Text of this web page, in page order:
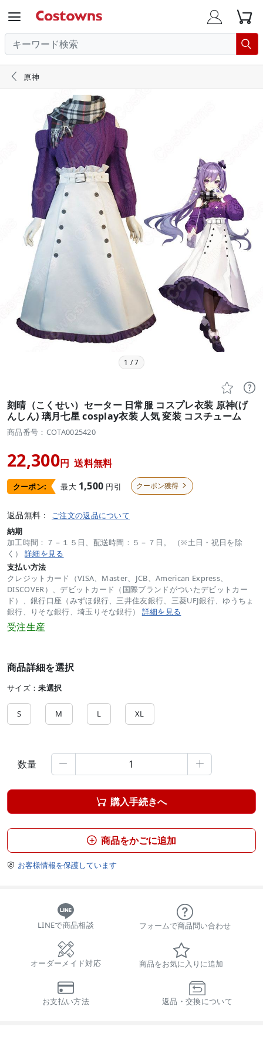
  

 原神
1 /7
 
刻晴（こくせい）セーター 日常服 コスプレ衣装 原神(げ
んしん) 璃月七星 cosplay衣装 人気 変装 コスチューム
商品番号：COTA0025420
22,300円 送料無料
クーポン: 最大 1,500 円引 クーポン獲得 
返品無料： ご注文の返品について
納期
加工時間：７－１５日、配送時間：５－７日。 （※土日・祝日を除
く） 詳細を見る
支払い方法
クレジットカード（VISA、Master、JCB、American Express、
DISCOVER）、デビットカード（国際ブランドがついたデビットカー
ド）、銀行口座（みずほ銀行、三井住友銀行、三菱UFJ銀行、ゆうちょ
銀行、りそな銀行、埼玉りそな銀行） 詳細を見る
受注生産
商品詳細を選択
サイズ：未選択
S M L XL
数量  
 購入手続きへ
 商品をかごに追加
 お客様情報を保護しています
LINEで商品相談 フォームで商品問い合わせ
オーダーメイド対応 商品をお気に入りに追加
お支払い方法 返品・交換について